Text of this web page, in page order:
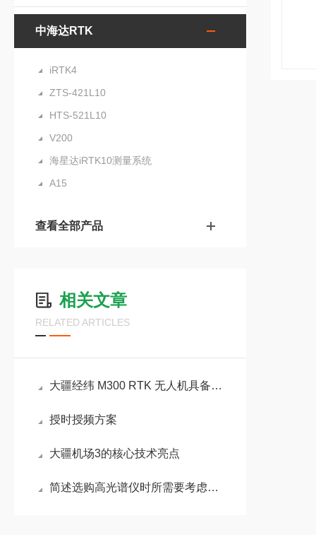
中海达RTK
iRTK4
ZTS-421L10
HTS-521L10
V200
海星达iRTK10测量系统
A15
查看全部产品
相关文章
RELATED ARTICLES
大疆经纬 M300 RTK 无人机具备六向定位避障
授时授频方案
大疆机场3的核心技术亮点
简述选购高光谱仪时所需要考虑的关键因素